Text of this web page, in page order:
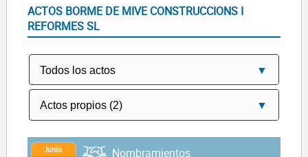
ACTOS BORME DE MIVE CONSTRUCCIONS I
REFORMES SL
Junio Nombramientos